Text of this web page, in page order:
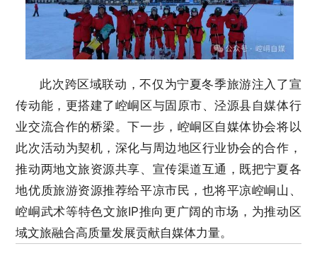
此次跨区域联动，不仅为宁夏冬季旅游注入了宣
传动能，更搭建了崆峒区与固原市、泾源县自媒体行
业交流合作的桥梁。下一步，崆峒区自媒体协会将以
此次活动为契机，深化与周边地区行业协会的合作，
推动两地文旅资源共享、宣传渠道互通，既把宁夏各
地优质旅游资源推荐给平凉市民，也将平凉崆峒山、
崆峒武术等特色文旅IP推向更广阔的市场，为推动区
域文旅融合高质量发展贡献自媒体力量。